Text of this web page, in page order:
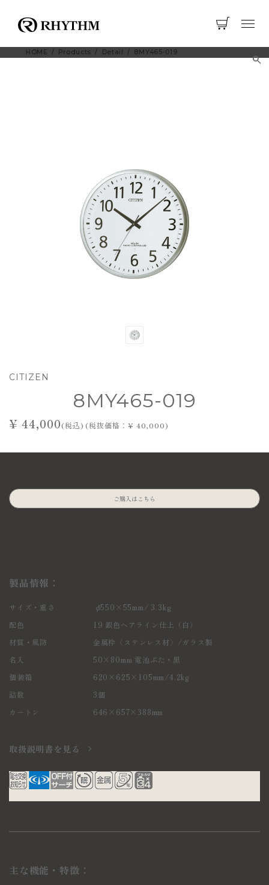
HOME Products Detail 8MY465-019
CITIZEN
8MY465-019
¥ 44,000(税込) (税抜価格：¥ 40,000)
ご購入はこちら
製品情報：
サイズ・重さ
φ550×55mm/ 3.3kg
配色
19 銀色へアライン仕上（白）
材質・風防
金属枠〈ステンレス材〉 /ガラス製
名入
50×80mm 電池ぶた・黒
個装箱
620×625×105mm/4.2kg
詰数
3個
カートン
646×657×388mm
取扱説明書を見る
主な機能・特徴：